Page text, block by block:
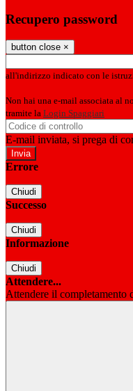
Recupero password
button close ×
all'indirizzo indicato con le
Non hai una e-mail associata al
tramite la Login Spaggiari
E-mail inviata, si prega di
Errore
Chiudi
Successo
Chiudi
Informazione
Chiudi
Attendere...
Attendere il completamento